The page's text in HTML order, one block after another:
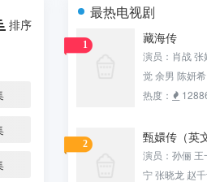
排序
最热电视剧
1 藏海传
演员：肖战 张
觉 余男 陈妍
宇 田小洁 沙宝
潼 刘潮 钟汉良
热度：
2 甄嬛传（英
演员：孙俪 王
宁 张晓龙 赵千